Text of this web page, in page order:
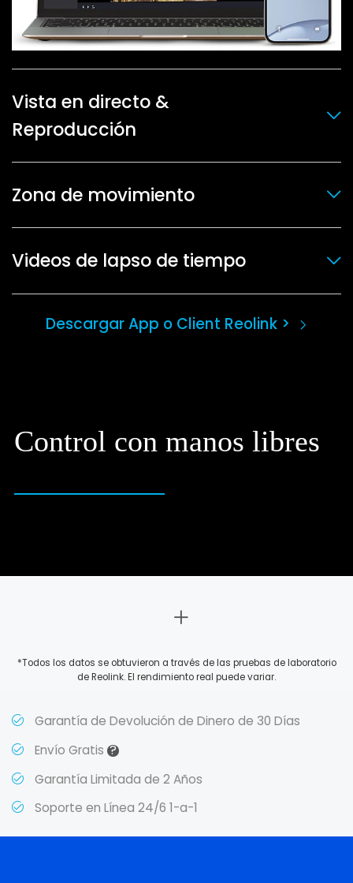
Vista en directo &
Reproducción
Zona de movimiento
Videos de lapso de tiempo
Descargar App o Client Reolink >
Control con manos libres
*Todos los datos se obtuvieron a través de las pruebas de laboratorio
de Reolink. El rendimiento real puede variar.
Garantía de Devolución de Dinero de 30 Días
Envío Gratis ?
Garantía Limitada de 2 Años
Soporte en Línea 24/6 1-a-1